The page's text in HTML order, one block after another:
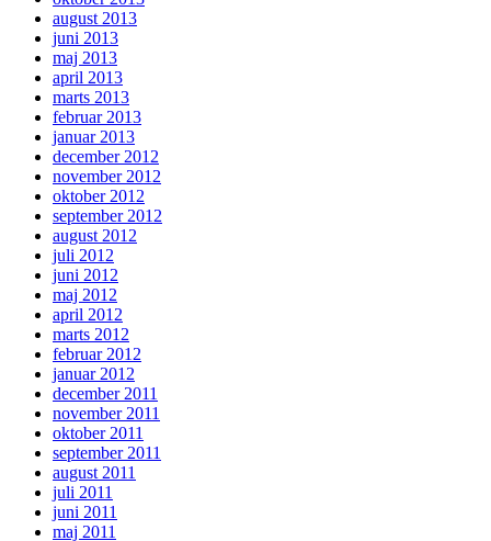
august 2013
juni 2013
maj 2013
april 2013
marts 2013
februar 2013
januar 2013
december 2012
november 2012
oktober 2012
september 2012
august 2012
juli 2012
juni 2012
maj 2012
april 2012
marts 2012
februar 2012
januar 2012
december 2011
november 2011
oktober 2011
september 2011
august 2011
juli 2011
juni 2011
maj 2011